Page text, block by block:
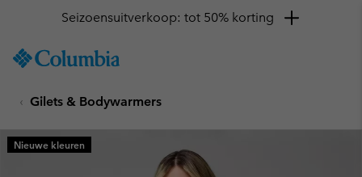
TO
SKIP
MAIN
NAV
Seizoensuitverkoop: tot 50% korting
Gilets & Bodywarmers
Nieuwe kleuren